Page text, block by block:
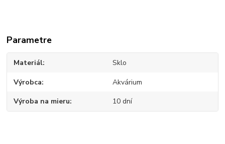
Parametre
Materiál Sklo
Výrobca Akvárium
Výroba na mieru 10 dní